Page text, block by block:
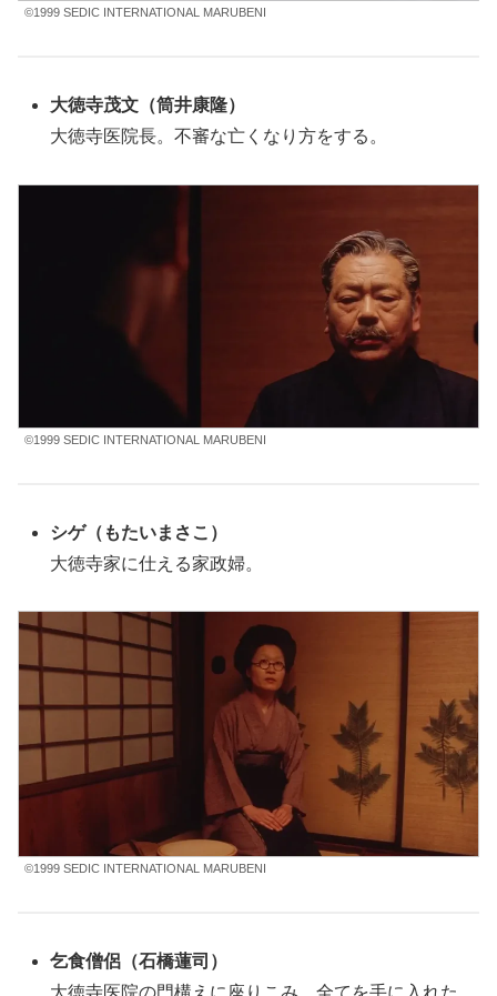
©1999 SEDIC INTERNATIONAL MARUBENI
大徳寺茂文（筒井康隆）
大徳寺医院長。不審な亡くなり方をする。
©1999 SEDIC INTERNATIONAL MARUBENI
シゲ（もたいまさこ）
大徳寺家に仕える家政婦。
©1999 SEDIC INTERNATIONAL MARUBENI
乞食僧侶（石橋蓮司）
大徳寺医院の門構えに座りこみ、全てを手に入れた